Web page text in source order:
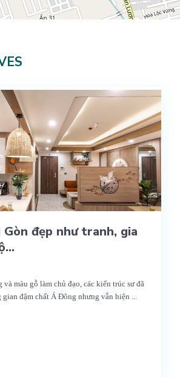
Gòn đẹp như tranh, gia
và màu gỗ làm chủ đạo, các kiến trúc sư đã
gian đậm chất Á Đông nhưng vẫn hiện ...